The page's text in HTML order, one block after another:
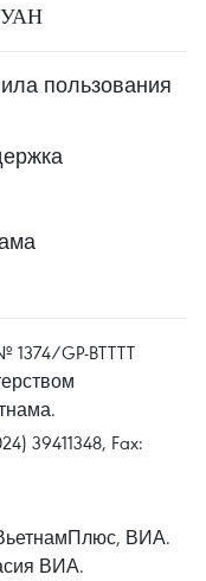
пользования
GP-BTTTT
39411348, Fax:
ВИА.
ВИА.